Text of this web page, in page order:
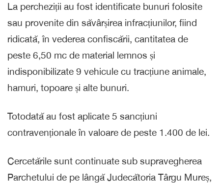
La percheziții au fost identificate bunuri folosite
sau provenite din săvârșirea infracțiunilor, fiind
ridicată, în vederea confiscării, cantitatea de
peste 6,50 mc de material lemnos și
indisponibilizate 9 vehicule cu tracțiune animale,
hamuri, topoare și alte bunuri.
Totodată au fost aplicate 5 sancțiuni
contravenționale în valoare de peste 1.400 de lei.
Cercetările sunt continuate sub supravegherea
Parchetului de pe lângă Judecătoria Târgu Mureș,